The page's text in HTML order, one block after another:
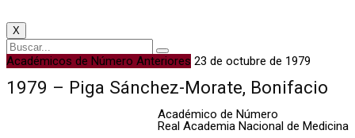
X
Académicos de Número Anteriores 23 de octubre de 1979
1979 – Piga Sánchez-Morate, Bonifacio
Académico de Número
Real Academia Nacional de Medicina